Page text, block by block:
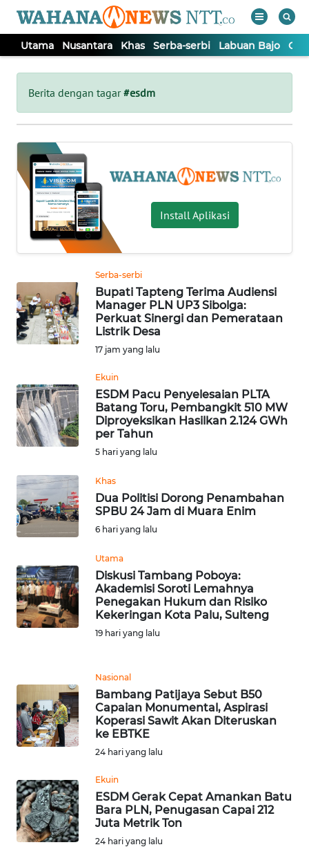
Utama Nusantara Khas Serba-serbi Labuan Bajo
Berita dengan tagar#esdm
Install Aplikasi
Serba-serbi
Bupati Tapteng Terima Audiensi
Manager PLN UP3 Sibolga:
Perkuat Sinergi dan Pemerataan
Listrik Desa
17 jam yang lalu
Ekuin
ESDM Pacu Penyelesaian PLTA
Batang Toru, Pembangkit 510 MW
Diproyeksikan Hasilkan 2.124 GWh
per Tahun
5 hari yang lalu
Khas
Dua Politisi Dorong Penambahan
SPBU 24 Jam di Muara Enim
6 hari yang lalu
Utama
Diskusi Tambang Poboya:
Akademisi Soroti Lemahnya
Penegakan Hukum dan Risiko
Kekeringan Kota Palu, Sulteng
19 hari yang lalu
Nasional
Bambang Patijaya Sebut B50
Capaian Monumental, Aspirasi
Koperasi Sawit Akan Diteruskan
ke EBTKE
24 hari yang lalu
Ekuin
ESDM Gerak Cepat Amankan Batu
Bara PLN, Penugasan Capai 212
Juta Metrik Ton
24 hari yang lalu
Tutup
UTAMA
NUSANTARA
KHAS
SERBA-
SERBI
LABUAN
BAJO
Informasi
INDEKS
BERITA
KAMI
INFO
IKLAN
TENTANG
KAMI
PEDOMAN
REDAKSI
KARIR
Wahana
News
Regional